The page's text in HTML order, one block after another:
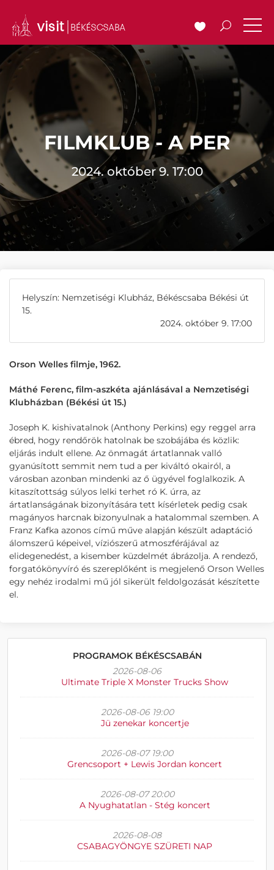
FILMKLUB - A PER
2024. október 9. 17:00
Helyszín: Nemzetiségi Klubház, Békéscsaba Békési út
15.
2024. október 9. 17:00
Orson Welles filmje, 1962.
Máthé Ferenc, film-aszkéta ajánlásával a Nemzetiségi
Klubházban (Békési út 15.)
Joseph K. kishivatalnok (Anthony Perkins) egy reggel arra
ébred, hogy rendőrök hatolnak be szobájába és közlik:
eljárás indult ellene. Az önmagát ártatlannak valló
gyanúsított semmit nem tud a per kiváltó okairól, a
városban azonban mindenki az ő ügyével foglalkozik. A
kitaszítottság súlyos lelki terhet ró K. úrra, az
ártatlanságának bizonyítására tett kísérletek pedig csak
magányos harcnak bizonyulnak a hatalommal szemben. A
Franz Kafka azonos című műve alapján készült adaptáció
álomszerű képeivel, víziószerű atmoszférájával az
elidegenedést, a kisember küzdelmét ábrázolja. A rendező,
forgatókönyvíró és szereplőként is megjelenő Orson Welles
egy nehéz irodalmi mű jól sikerült feldolgozását készítette
el.
PROGRAMOK BÉKÉSCSABÁN
2026-08-06
Ultimate Triple X Monster Trucks Show
2026-08-06 19:00
Jü zenekar koncertje
2026-08-07 19:00
Grencsoport + Lewis Jordan koncert
2026-08-07 20:00
A Nyughatatlan - Stég koncert
2026-08-08
CSABAGYÖNGYE SZÜRETI NAP